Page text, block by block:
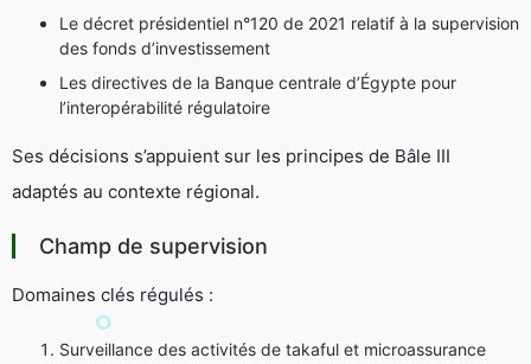
Le décret présidentiel n°120 de 2021 relatif à la supervision
des fonds d’investissement
Les directives de la Banque centrale d’Égypte pour
l’interopérabilité régulatoire
Ses décisions s’appuient sur les principes de Bâle III
adaptés au contexte régional.
Champ de supervision
Domaines clés régulés :
Surveillance des activités de takaful et microassurance